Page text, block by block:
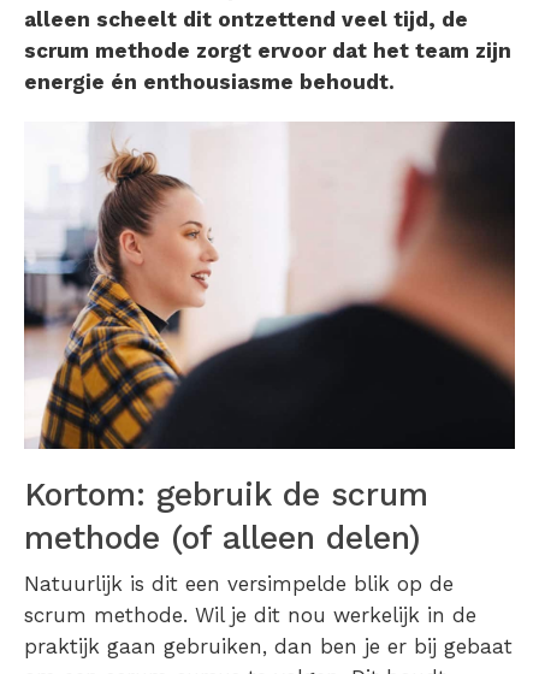
alleen scheelt dit ontzettend veel tijd, de
scrum methode zorgt ervoor dat het team zijn
energie én enthousiasme behoudt.
Kortom: gebruik de scrum
methode (of alleen delen)
Natuurlijk is dit een versimpelde blik op de
scrum methode. Wil je dit nou werkelijk in de
praktijk gaan gebruiken, dan ben je er bij gebaat